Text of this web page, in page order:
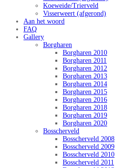
Koeweide/Trierveld
Visserweert (afgerond)
Aan het woord
FAQ
Gallery
Borgharen
Borgharen 2010
Borgharen 2011
Borgharen 2012
Borgharen 2013
Borgharen 2014
Borgharen 2015
Borgharen 2016
Borgharen 2018
Borgharen 2019
Borgharen 2020
Bosscherveld
Bosscherveld 2008
Bosscherveld 2009
Bosscherveld 2010
Bosscherveld 2011